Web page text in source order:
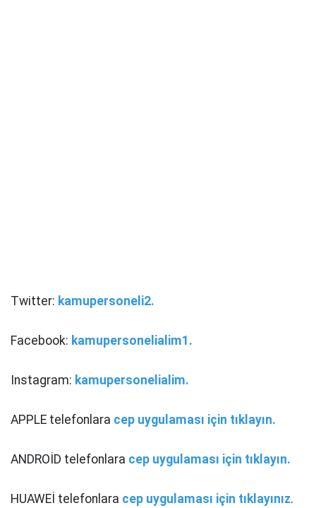
Twitter: kamupersoneli2.
Facebook: kamupersonelialim1.
Instagram: kamupersonelialim.
APPLE telefonlara cep uygulaması için tıklayın.
ANDROİD telefonlara cep uygulaması için tıklayın.
HUAWEİ telefonlara cep uygulaması için tıklayınız.